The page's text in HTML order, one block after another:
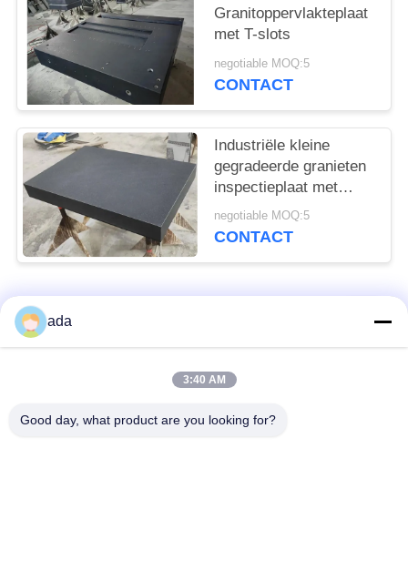
Granitoppervlakteplaat
met T-slots
negotiable MOQ:5
CONTACT
Industriële kleine
gegradeerde granieten
inspectieplaat met
stand
negotiable MOQ:5
CONTACT
populaire categorieën
de plaat van de
ada
3:40 AM
Good day, what product are you looking for?